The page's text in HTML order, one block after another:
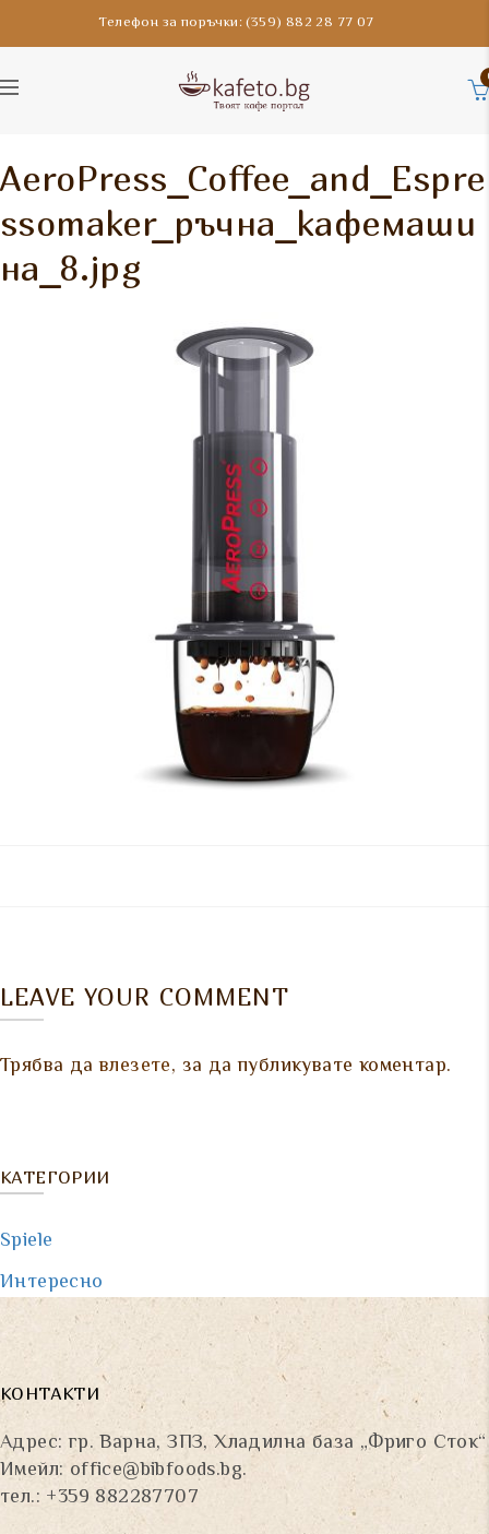
Телефон за поръчки: (359) 882 28 77 07
AeroPress_Coffee_and_Espre
ssomaker_ръчна_кафемаши
на_8.jpg
LEAVE YOUR COMMENT
Трябва давлезете, за да публикувате коментар.
КАТЕГОРИИ
Spiele
Интересно
КОНТАКТИ
Адрес: гр. Варна, ЗПЗ, Хладилна база „Фриго Сток“
Имейл: office@bibfoods.bg.
тел.: +359 882287707